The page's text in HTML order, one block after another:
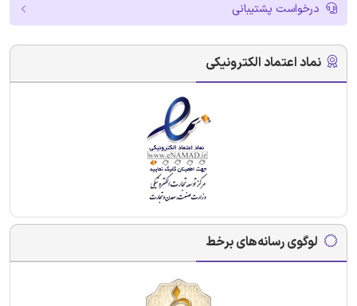
درخواست پشتیبانی
نماد اعتماد الکترونیکی
لوگوی رسانه‌های برخط